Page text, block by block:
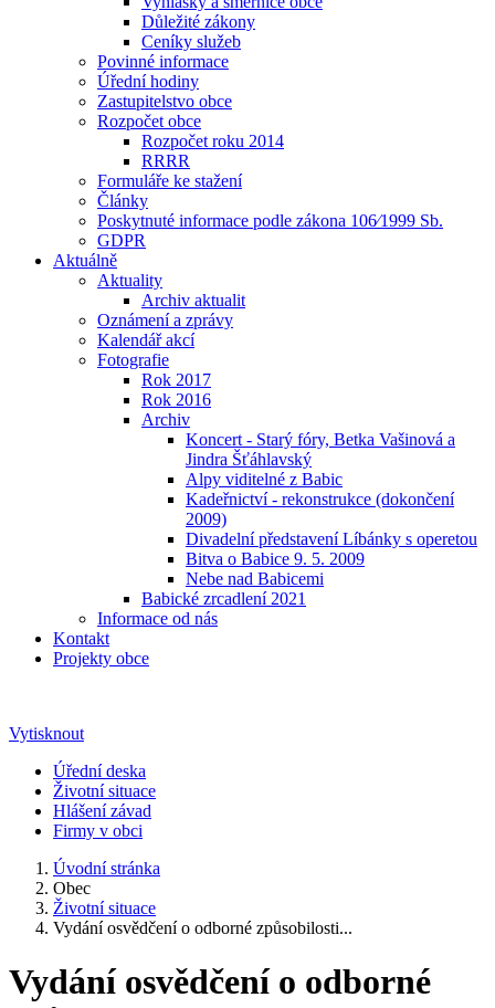
Důležité zákony
Ceníky služeb
Povinné informace
Úřední hodiny
Zastupitelstvo obce
Rozpočet obce
Rozpočet roku 2014
RRRR
Formuláře ke stažení
Články
Poskytnuté informace podle zákona 106⁄1999 Sb.
GDPR
Aktuálně
Aktuality
Archiv aktualit
Oznámení a zprávy
Kalendář akcí
Fotografie
Rok 2017
Rok 2016
Archiv
Koncert - Starý fóry, Betka Vašinová a
Jindra Šťáhlavský
Alpy viditelné z Babic
Kadeřnictví - rekonstrukce (dokončení
2009)
Divadelní představení Líbánky s operetou
Bitva o Babice 9. 5. 2009
Nebe nad Babicemi
Babické zrcadlení 2021
Informace od nás
Kontakt
Projekty obce
Vytisknout
Úřední deska
Životní situace
Hlášení závad
Firmy v obci
Úvodní stránka
Obec
Životní situace
Vydání osvědčení o odborné způsobilosti...
Vydání osvědčení o odborné